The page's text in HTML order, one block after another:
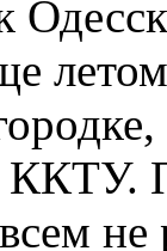
ККТУ.